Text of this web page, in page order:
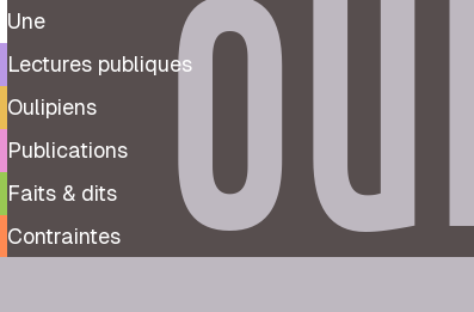
Une
Lectures publiques
Oulipiens
Publications
Faits & dits
Contraintes